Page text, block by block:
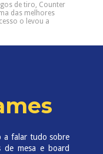
de tiro, Counter
das melhores
o levou a
a falar tudo sobre
de mesa e board